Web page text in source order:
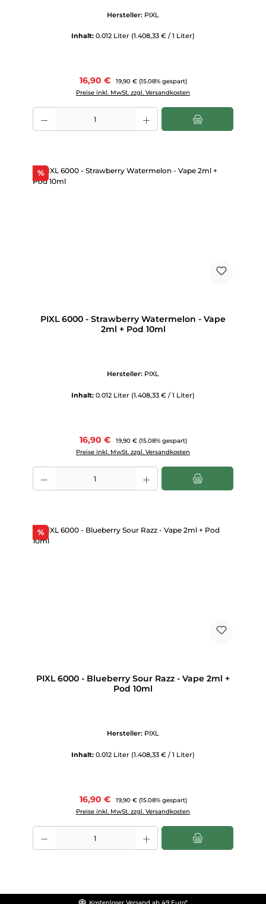
Hersteller: PIXL
Inhalt: 0.012 Liter (1.408,33 € / 1 Liter)
Verkaufspreis:
16,90 € Regulärer Preis:
19,90 € (15.08% gespart)
Preise inkl. MwSt. zzgl. Versandkosten
Produkt Anzahl: Gib den gewünschten Wert ein oder benutze die
%Rabatt
PIXL 6000 - Strawberry Watermelon - Vape
2ml + Pod 10ml
Hersteller: PIXL
Inhalt: 0.012 Liter (1.408,33 € / 1 Liter)
Verkaufspreis:
16,90 € Regulärer Preis:
19,90 € (15.08% gespart)
Preise inkl. MwSt. zzgl. Versandkosten
Produkt Anzahl: Gib den gewünschten Wert ein oder benutze die
%Rabatt
PIXL 6000 - Blueberry Sour Razz - Vape 2ml +
Pod 10ml
Hersteller: PIXL
Inhalt: 0.012 Liter (1.408,33 € / 1 Liter)
Verkaufspreis:
16,90 € Regulärer Preis:
19,90 € (15.08% gespart)
Preise inkl. MwSt. zzgl. Versandkosten
Produkt Anzahl: Gib den gewünschten Wert ein oder benutze die